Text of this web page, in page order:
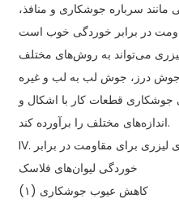
سرباره جوشکاری و منافذ،
می‌تواند به روش‌های مختلف
درز، جوش لب به لب و غیره
جوشکاری قطعات کار با اشکال و
اندازه‌های مختلف را برآورده کند.
IV. مزایای خاص فرآیند جوشکاری لیزری برای مقاومت در برابر
خوردگی لیوان‌های فلاسک
(۱) کاهش عیوب جوشکاری